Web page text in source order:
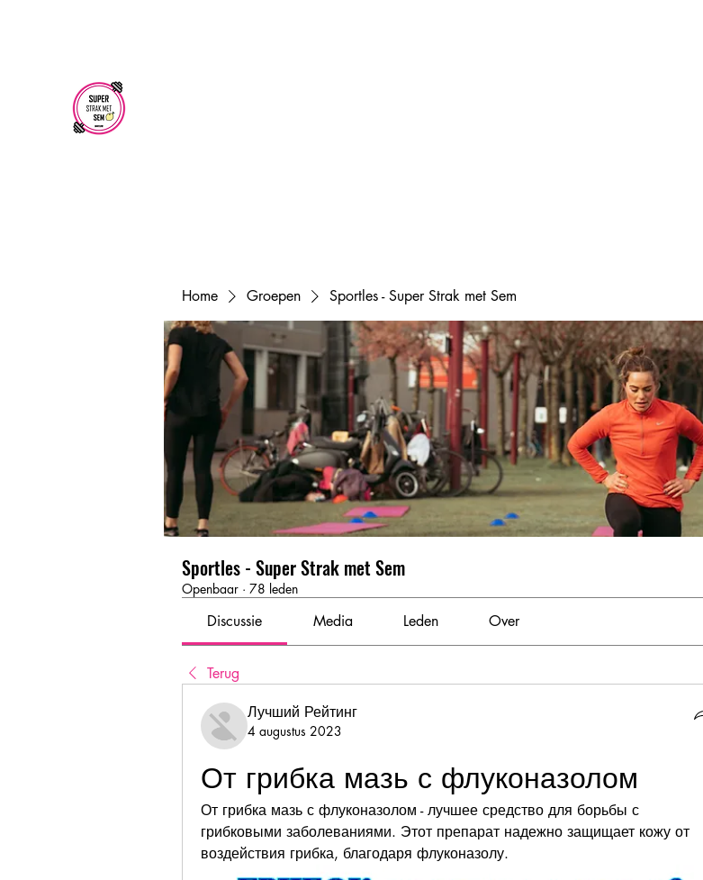
Home Groepen Sportles - Super Strak met Sem
Sportles - Super Strak met Sem
Openbaar · 78 leden
Discussie Media Leden Over
Terug
Лучший Рейтинг
4 augustus 2023
От грибка мазь с флуконазолом
От грибка мазь с флуконазолом - лучшее средство для борьбы с
грибковыми заболеваниями. Этот препарат надежно защищает кожу от
воздействия грибка, благодаря флуконазолу.